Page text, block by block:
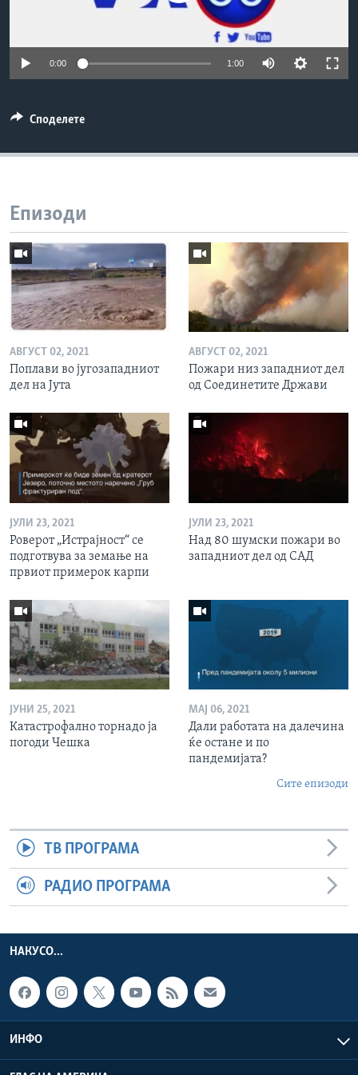
0:00 1:00
Споделете
Епизоди
АВГУСТ 02, 2021
Поплави во југозападниот
дел на Јута
АВГУСТ 02, 2021
Пожари низ западниот дел
од Соединетите Држави
ЈУЛИ 23, 2021
Роверот „Истрајност“ се
подготвува за земање на
првиот примерок карпи
ЈУЛИ 23, 2021
Над 80 шумски пожари во
западниот дел од САД
ЈУНИ 25, 2021
Катастрофално торнадо ја
погоди Чешка
МАЈ 06, 2021
Дали работата на далечина
ќе остане и по
пандемијата?
Сите епизоди
ТВ ПРОГРАМА
РАДИО ПРОГРАМА
НАКУСО...
ИНФО